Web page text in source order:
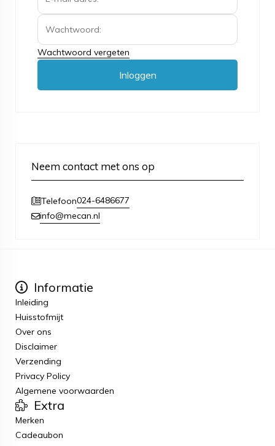
Wachtwoord vergeten
Inloggen
Neem contact met ons op
Telefoon024-6486677
info@mecan.nl
Informatie
Inleiding
Huisstofmijt
Over ons
Disclaimer
Verzending
Privacy Policy
Algemene voorwaarden
Extra
Merken
Cadeaubon